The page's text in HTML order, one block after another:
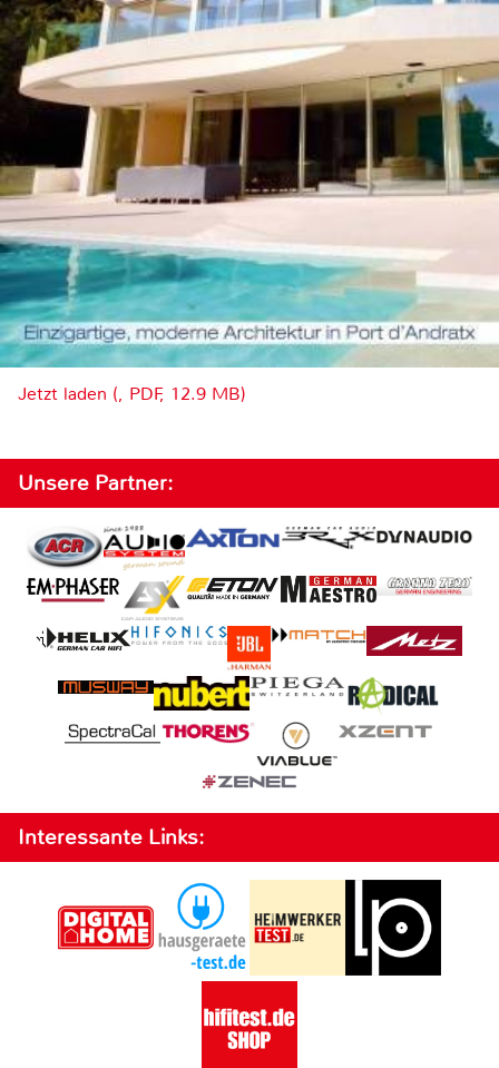
Jetzt laden (, PDF, 12.9 MB)
Unsere Partner:
Interessante Links: